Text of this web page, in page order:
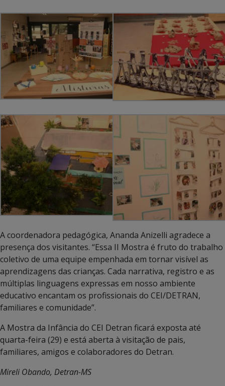
A coordenadora pedagógica, Ananda Anizelli agradece a
presença dos visitantes. “Essa II Mostra é fruto do trabalho
coletivo de uma equipe empenhada em tornar visível as
aprendizagens das crianças. Cada narrativa, registro e as
múltiplas linguagens expressas em nosso ambiente
educativo encantam os profissionais do CEI/DETRAN,
familiares e comunidade”.
A Mostra da Infância do CEI Detran ficará exposta até
quarta-feira (29) e está aberta à visitação de pais,
familiares, amigos e colaboradores do Detran.
Mireli Obando, Detran-MS